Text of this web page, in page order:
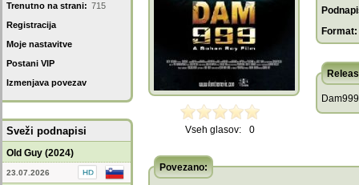
Trenutno na strani: 715
Registracija
Moje nastavitve
Postani VIP
Izmenjava povezav
Sveži podnapisi
Old Guy (2024)
23.07.2026
Vseh glasov: 0
Format:
Povezano: